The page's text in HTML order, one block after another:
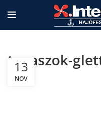
tapaszok-
13
NOV